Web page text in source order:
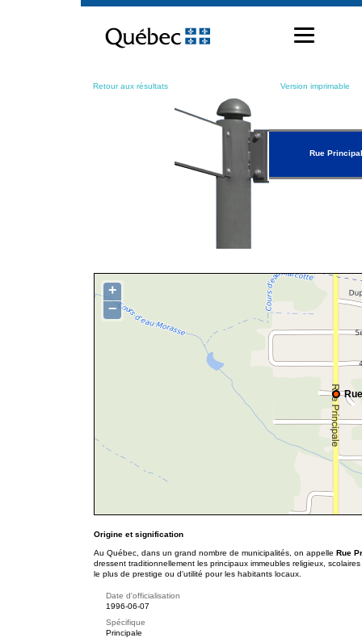
contenu
Retour aux résultats Version imprimable
Rue
+
−
Origine et signification
Au Québec, dans un grand nombre de municipalités, on appelle Rue
dressent traditionnellement les principaux immeubles religieux,
le plus de prestige ou d'utilité pour les habitants locaux.
Date d'officialisation
1996-06-07
Spécifique
Principale